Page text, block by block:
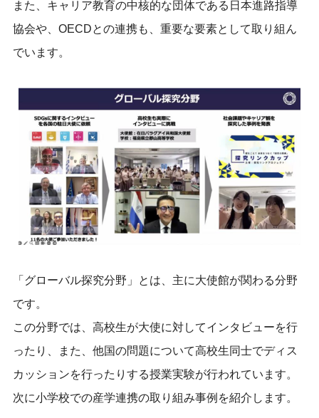
また、キャリア教育の中核的な団体である日本進路指導
協会や、OECDとの連携も、重要な要素として取り組ん
でいます。
「グローバル探究分野」とは、主に大使館が関わる分野
です。
この分野では、高校生が大使に対してインタビューを行
ったり、また、他国の問題について高校生同士でディス
カッションを行ったりする授業実験が行われています。
次に小学校での産学連携の取り組み事例を紹介します。